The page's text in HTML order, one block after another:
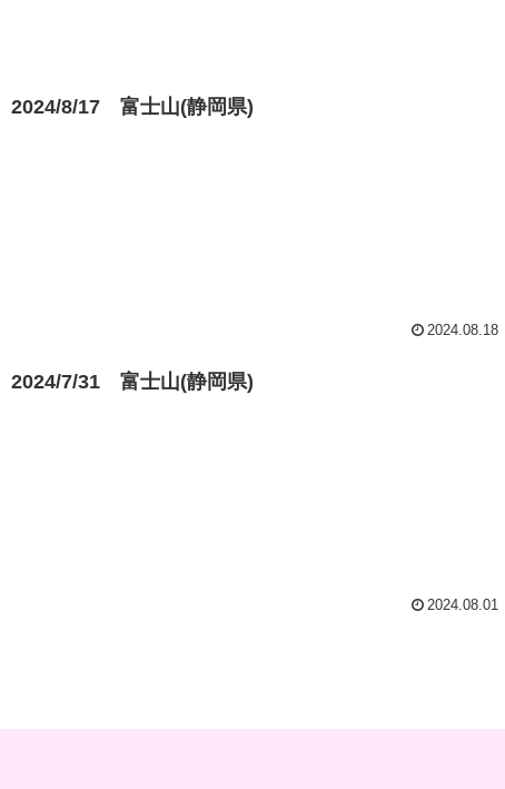
2024/8/17 富士山(静岡県)
2024.08.18
2024/7/31 富士山(静岡県)
2024.08.01